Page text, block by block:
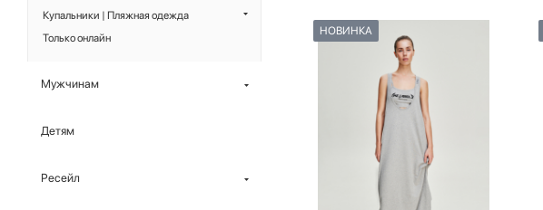
НОВИНКА
Купальники | Пляжная одежда
Только онлайн
Мужчинам
Детям
Ресейл